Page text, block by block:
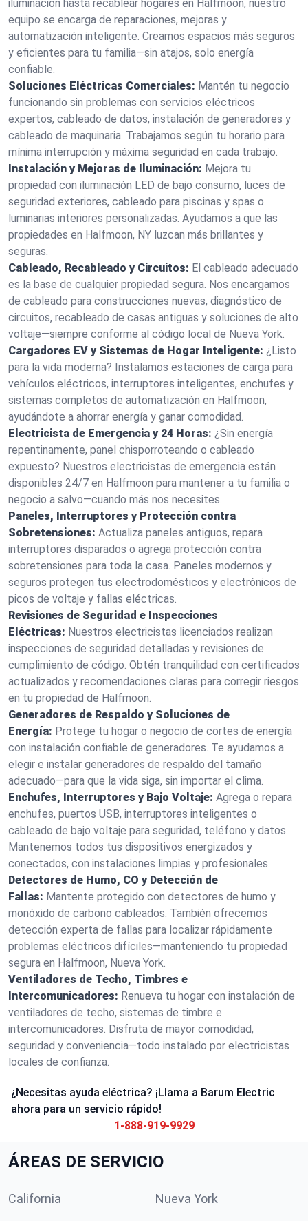
iluminación hasta recablear hogares en Halfmoon, nuestro
equipo se encarga de reparaciones, mejoras y
automatización inteligente. Creamos espacios más seguros
y eficientes para tu familia—sin atajos, solo energía
confiable.
Soluciones Eléctricas Comerciales: Mantén tu negocio
funcionando sin problemas con servicios eléctricos
expertos, cableado de datos, instalación de generadores y
cableado de maquinaria. Trabajamos según tu horario para
mínima interrupción y máxima seguridad en cada trabajo.
Instalación y Mejoras de Iluminación: Mejora tu
propiedad con iluminación LED de bajo consumo, luces de
seguridad exteriores, cableado para piscinas y spas o
luminarias interiores personalizadas. Ayudamos a que las
propiedades en Halfmoon, NY luzcan más brillantes y
seguras.
Cableado, Recableado y Circuitos: El cableado adecuado
es la base de cualquier propiedad segura. Nos encargamos
de cableado para construcciones nuevas, diagnóstico de
circuitos, recableado de casas antiguas y soluciones de alto
voltaje—siempre conforme al código local de Nueva York.
Cargadores EV y Sistemas de Hogar Inteligente: ¿Listo
para la vida moderna? Instalamos estaciones de carga para
vehículos eléctricos, interruptores inteligentes, enchufes y
sistemas completos de automatización en Halfmoon,
ayudándote a ahorrar energía y ganar comodidad.
Electricista de Emergencia y 24 Horas: ¿Sin energía
repentinamente, panel chisporroteando o cableado
expuesto? Nuestros electricistas de emergencia están
disponibles 24/7 en Halfmoon para mantener a tu familia o
negocio a salvo—cuando más nos necesites.
Paneles, Interruptores y Protección contra
Sobretensiones: Actualiza paneles antiguos, repara
interruptores disparados o agrega protección contra
sobretensiones para toda la casa. Paneles modernos y
seguros protegen tus electrodomésticos y electrónicos de
picos de voltaje y fallas eléctricas.
Revisiones de Seguridad e Inspecciones
Eléctricas: Nuestros electricistas licenciados realizan
inspecciones de seguridad detalladas y revisiones de
cumplimiento de código. Obtén tranquilidad con certificados
actualizados y recomendaciones claras para corregir riesgos
en tu propiedad de Halfmoon.
Generadores de Respaldo y Soluciones de
Energía: Protege tu hogar o negocio de cortes de energía
con instalación confiable de generadores. Te ayudamos a
elegir e instalar generadores de respaldo del tamaño
adecuado—para que la vida siga, sin importar el clima.
Enchufes, Interruptores y Bajo Voltaje: Agrega o repara
enchufes, puertos USB, interruptores inteligentes o
cableado de bajo voltaje para seguridad, teléfono y datos.
Mantenemos todos tus dispositivos energizados y
conectados, con instalaciones limpias y profesionales.
Detectores de Humo, CO y Detección de
Fallas: Mantente protegido con detectores de humo y
monóxido de carbono cableados. También ofrecemos
detección experta de fallas para localizar rápidamente
problemas eléctricos difíciles—manteniendo tu propiedad
segura en Halfmoon, Nueva York.
Ventiladores de Techo, Timbres e
Intercomunicadores: Renueva tu hogar con instalación de
ventiladores de techo, sistemas de timbre e
intercomunicadores. Disfruta de mayor comodidad,
seguridad y conveniencia—todo instalado por electricistas
locales de confianza.
¿Necesitas ayuda eléctrica? ¡Llama a Barum Electric
ahora para un servicio rápido!
1-888-919-9929
ÁREAS DE SERVICIO
California Nueva York